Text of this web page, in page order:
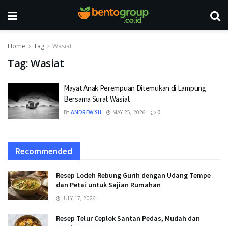
Home Tag Wasiat
Tag:Wasiat
Mayat Anak Perempuan Ditemukan di Lampung
Bersama Surat Wasiat
BY ANDREW SH MAY 25, 2026 0
Recommended
Resep Lodeh Rebung Gurih dengan Udang Tempe
dan Petai untuk Sajian Rumahan
JULY 17, 2026
Resep Telur Ceplok Santan Pedas, Mudah dan